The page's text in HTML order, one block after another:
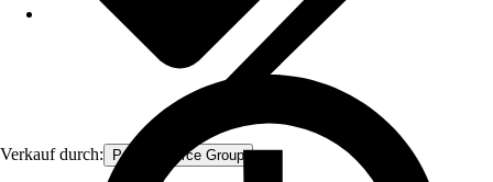
Verkauf durch: Procommerce Group